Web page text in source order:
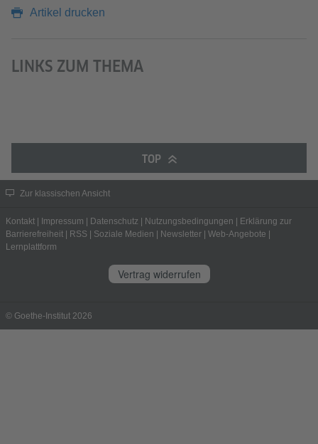
Artikel drucken
LINKS ZUM THEMA
TOP
Zur klassischen Ansicht
Kontakt Impressum Datenschutz Nutzungsbedingungen
Erklärung zur
Barrierefreiheit
RSS Soziale Medien Newsletter Web-Angebote
Lernplattform
Vertrag widerrufen
© Goethe-Institut 2026